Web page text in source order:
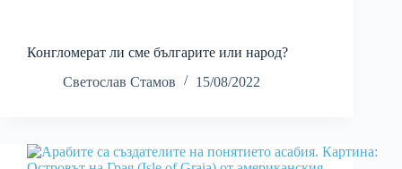
Конгломерат ли сме българите или народ?
Светослав Стамов
15/08/2022